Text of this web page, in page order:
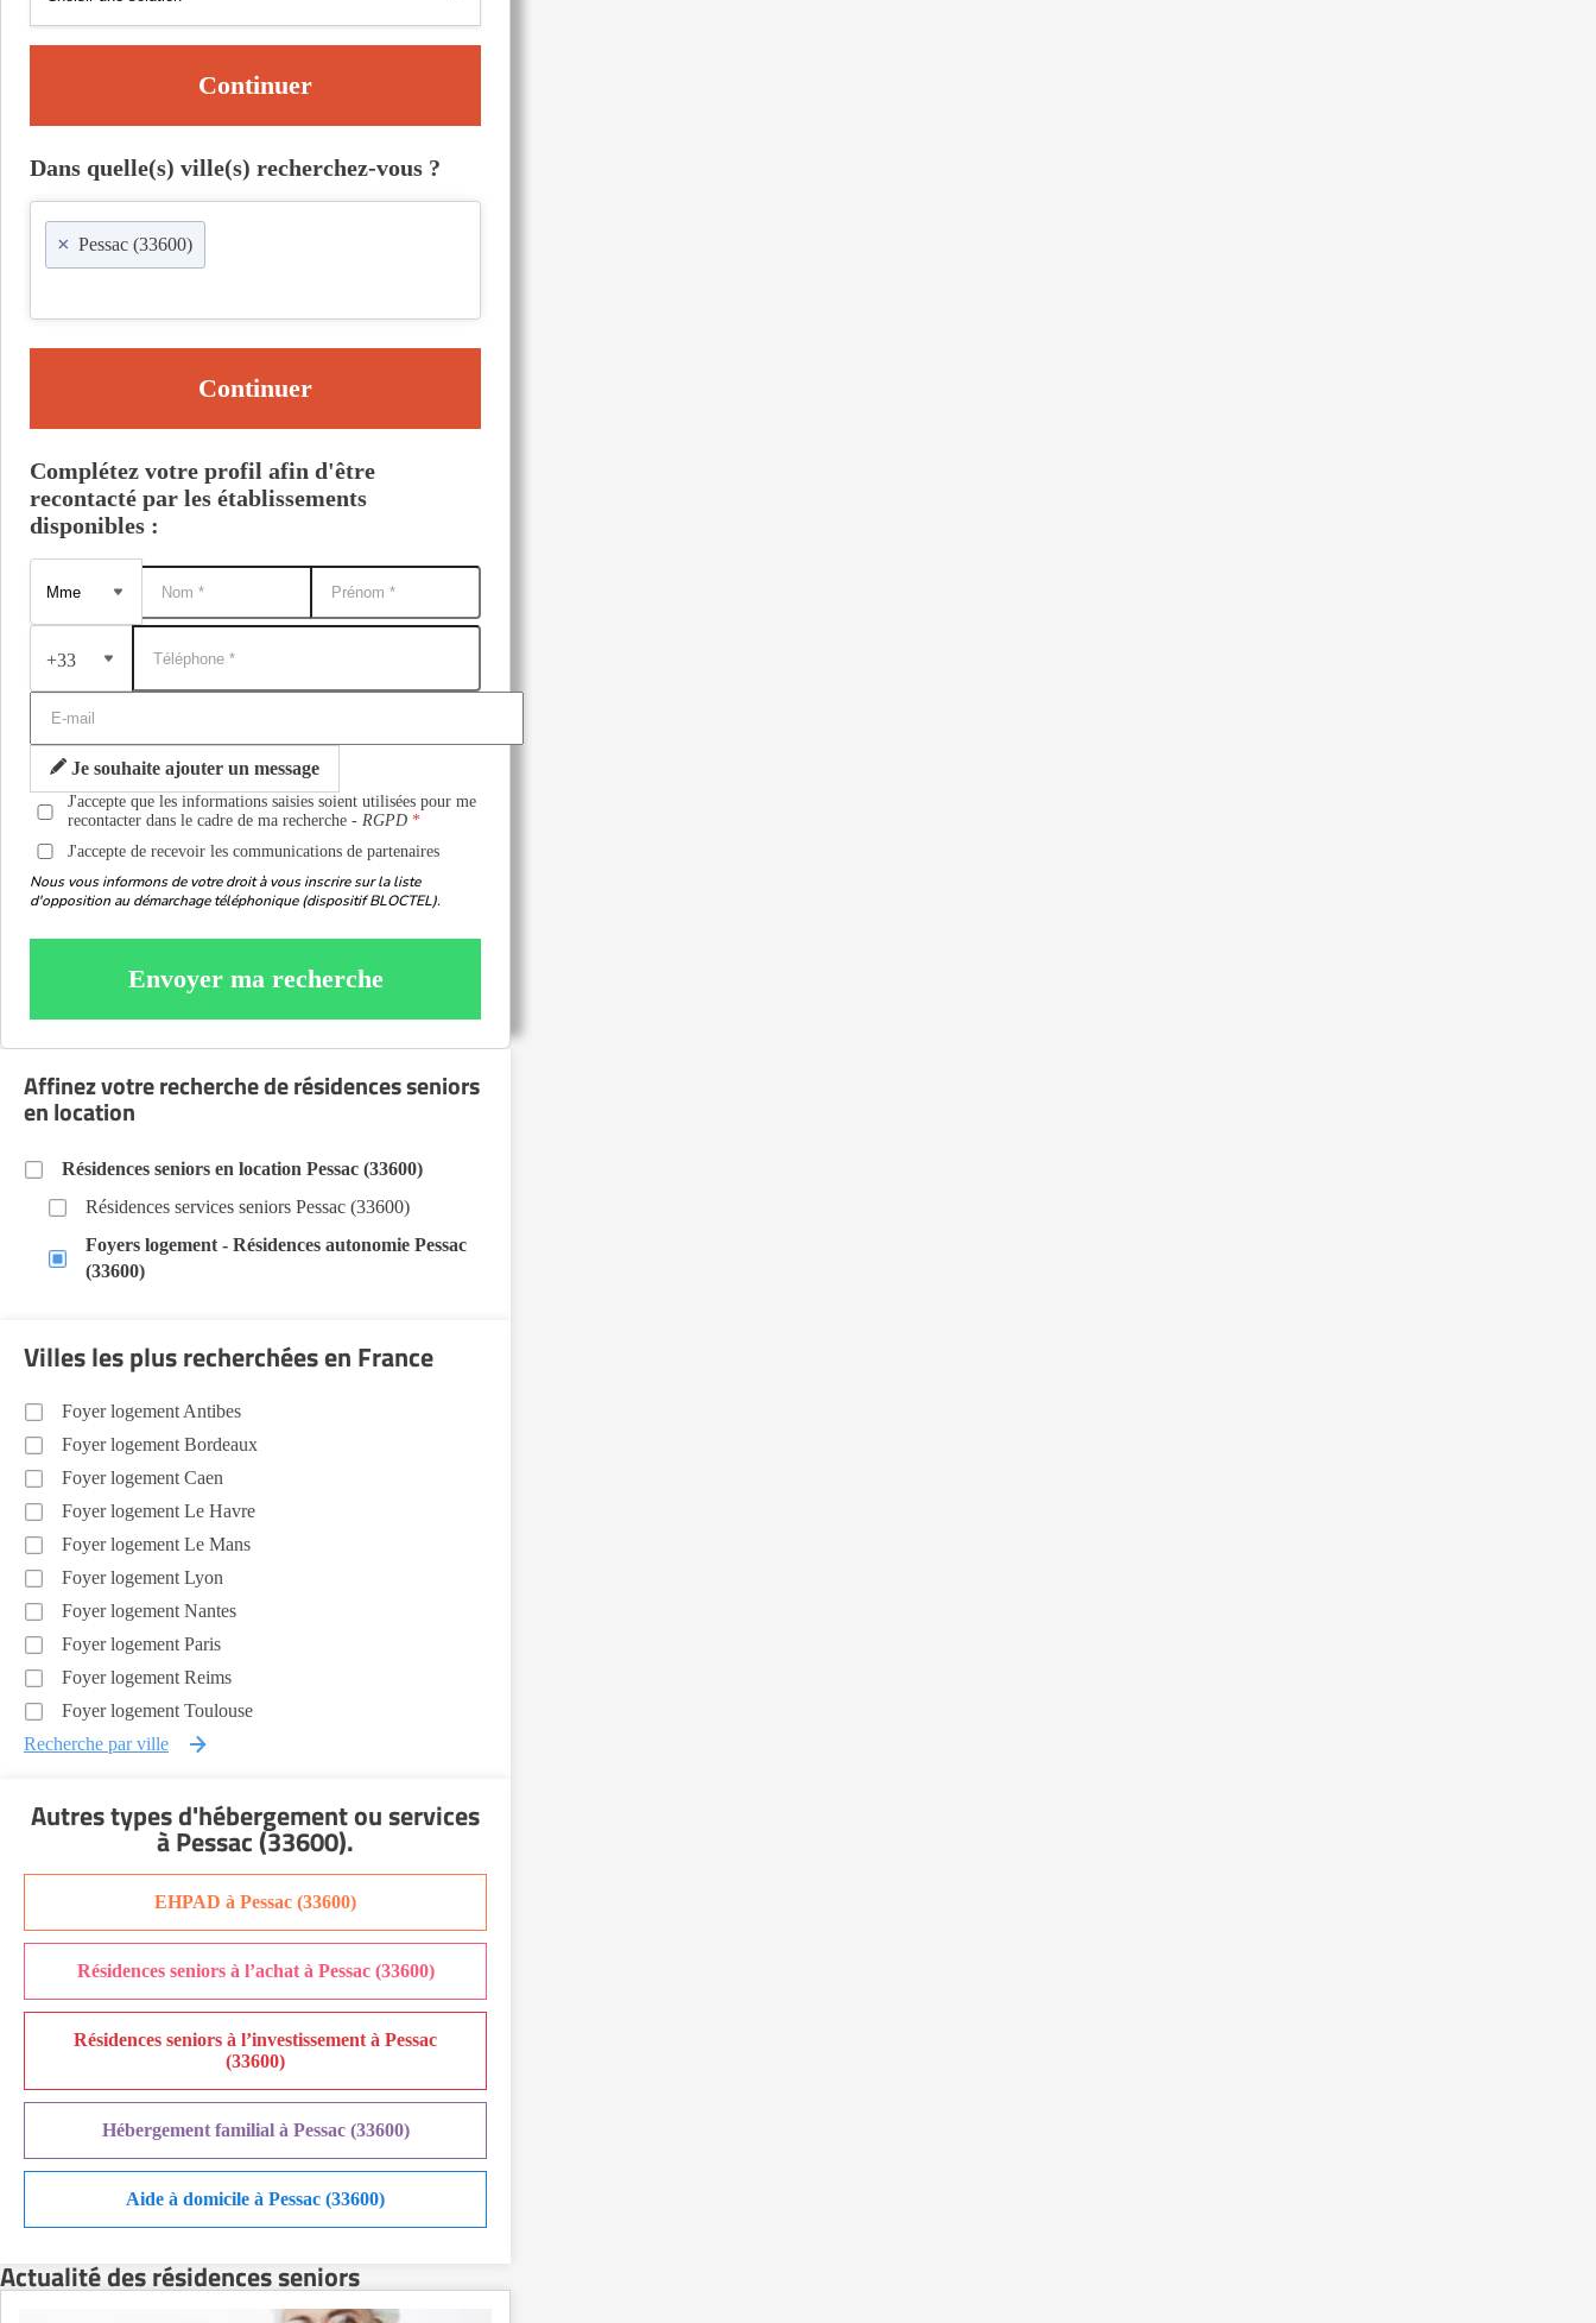
Continuer
Dans quelle(s) ville(s) recherchez-vous ?
× Pessac (33600)
Continuer
Complétez votre profil afin d'être
recontacté par les établissements
disponibles :
+33
Je souhaite ajouter un message
J'accepte que les informations saisies soient utilisées pour me
recontacter dans le cadre de ma recherche -RGPD
J'accepte de recevoir les communications de partenaires
Nous vous informons de votre droit à vous inscrire sur la liste
d'opposition au démarchage téléphonique (dispositif BLOCTEL).
Envoyer ma recherche
Affinez votre recherche de résidences seniors
en location
Résidences seniors en location Pessac (33600)
Résidences services seniors Pessac (33600)
Foyers logement - Résidences autonomie Pessac
(33600)
Villes les plus recherchées en France
Foyer logement Antibes
Foyer logement Bordeaux
Foyer logement Caen
Foyer logement Le Havre
Foyer logement Le Mans
Foyer logement Lyon
Foyer logement Nantes
Foyer logement Paris
Foyer logement Reims
Foyer logement Toulouse
Recherche par ville
Autres types d'hébergement ou services
à Pessac (33600).
EHPAD à Pessac (33600)
Résidences seniors à l’achat à Pessac (33600)
Résidences seniors à l’investissement à Pessac
(33600)
Hébergement familial à Pessac (33600)
Aide à domicile à Pessac (33600)
Actualité des résidences seniors